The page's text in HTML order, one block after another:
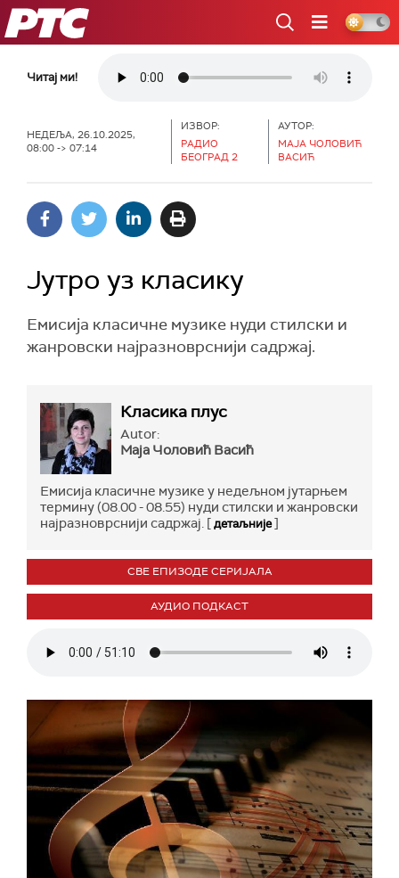
РТС
Читај ми!
НЕДЕЉА, 26.10.2025,
08:00 -> 07:14
ИЗВОР:
РАДИО
БЕОГРАД 2
АУТОР:
МАЈА ЧОЛОВИЋ
ВАСИЋ
Јутро уз класику
Емисија класичне музике нуди стилски и
жанровски најразноврснији садржај.
Класика плус
Autor:
Маја Чоловић Васић
Емисија класичне музике у недељном јутарњем
термину (08.00 - 08.55) нуди стилски и жанровски
најразноврснији садржај. [детаљније]
СВЕ ЕПИЗОДЕ СЕРИЈАЛА
АУДИО ПОДКАСТ